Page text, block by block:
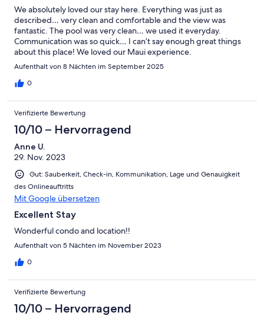
We absolutely loved our stay here. Everything was just as
described… very clean and comfortable and the view was
fantastic. The pool was very clean… we used it everyday.
Communication was so quick… I can’t say enough great things
about this place! We loved our Maui experience.
Aufenthalt von 8 Nächten im September 2025
0
Verifizierte Bewertung
10/10 – Hervorragend
Anne U.
29. Nov. 2023
Gut: Sauberkeit, Check-in, Kommunikation, Lage und Genauigkeit
des Onlineauftritts
Mit Google übersetzen
Excellent Stay
Wonderful condo and location!!
Aufenthalt von 5 Nächten im November 2023
0
Verifizierte Bewertung
10/10 – Hervorragend